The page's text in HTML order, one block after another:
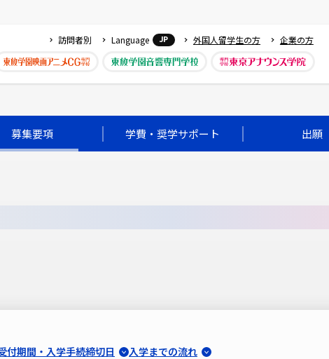
訪問者別 Language JP 外国人留学生の方 企業の方
募集要項 学費・奨学サポート 出願
付期間・入学手続締切日 入学までの流れ